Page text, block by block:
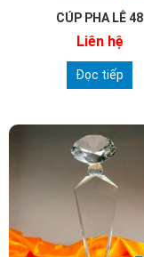
CÚP PHA LÊ 48
Liên hệ
Đọc tiếp